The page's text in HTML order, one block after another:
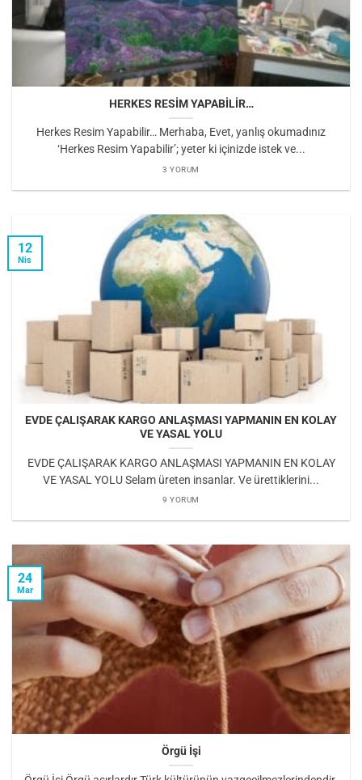
HERKES RESİM YAPABİLİR…
Herkes Resim Yapabilir… Merhaba, Evet, yanlış okumadınız
‘Herkes Resim Yapabilir’; yeter ki içinizde istek ve...
3 YORUM
EVDE ÇALIŞARAK KARGO ANLAŞMASI YAPMANIN EN KOLAY
VE YASAL YOLU
EVDE ÇALIŞARAK KARGO ANLAŞMASI YAPMANIN EN KOLAY
VE YASAL YOLU Selam üreten insanlar. Ve ürettiklerini...
9 YORUM
12
Nis
Örgü İşi
24
Mar